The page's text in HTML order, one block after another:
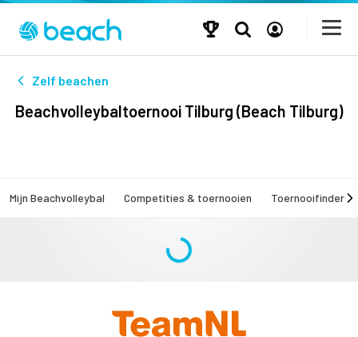
Zelf beachen
Beachvolleybaltoernooi Tilburg (Beach Tilburg)
Mijn Beachvolleybal Competities & toernooien Toernooifinder